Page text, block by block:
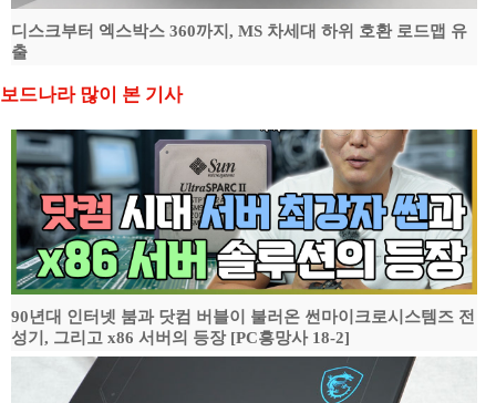
디스크부터 엑스박스 360까지, MS 차세대 하위 호환 로드맵 유
출
보드나라 많이 본 기사
90년대 인터넷 붐과 닷컴 버블이 불러온 썬마이크로시스템즈 전
성기, 그리고 x86 서버의 등장 [PC흥망사 18-2]